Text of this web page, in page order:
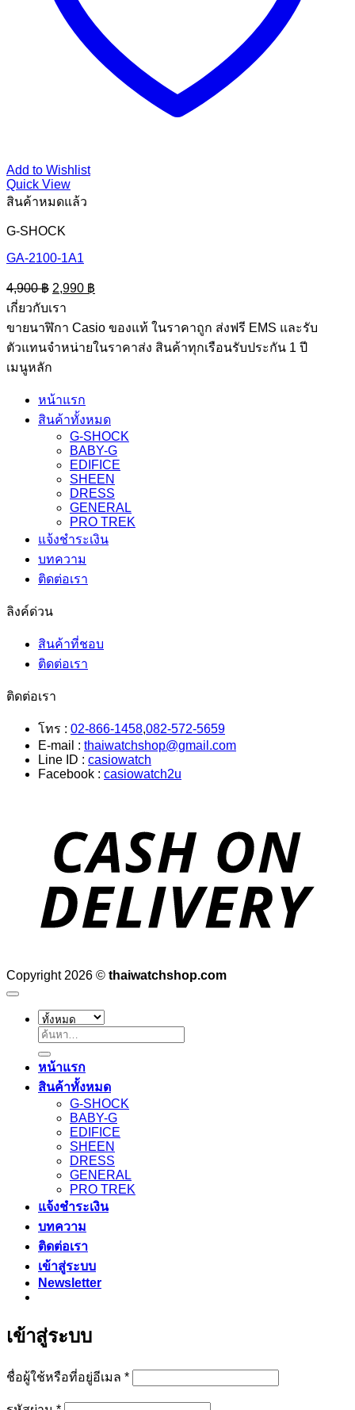
Add to Wishlist
Quick View
สินค้าหมดแล้ว
G-SHOCK
GA-2100-1A1
4,900฿ Original
price
was:
4,900 ฿.
2,990 ฿
price
2,990 ฿.
เกี่ยวกับเรา
ขายนาฬิกา Casio ของแท้ ในราคาถูก ส่งฟรี EMS และรับ
ตัวแทนจำหน่ายในราคาส่ง สินค้าทุกเรือนรับประกัน 1 ปี
เมนูหลัก
หน้าแรก
สินค้าทั้งหมด
G-SHOCK
BABY-G
EDIFICE
SHEEN
DRESS
GENERAL
PRO TREK
แจ้งชำระเงิน
บทความ
ติดต่อเรา
ลิงค์ด่วน
สินค้าที่ชอบ
ติดต่อเรา
ติดต่อเรา
โทร : 02-866-1458,082-572-5659
E-mail : thaiwatchshop@gmail.com
Line ID : casiowatch
Facebook : casiowatch2u
Copyright 2026 © thaiwatchshop.com
ค้นหา:
หน้าแรก
สินค้าทั้งหมด
G-SHOCK
BABY-G
EDIFICE
SHEEN
DRESS
GENERAL
PRO TREK
แจ้งชำระเงิน
บทความ
ติดต่อเรา
เข้าสู่ระบบ
Newsletter
เข้าสู่ระบบ
ชื่อผู้ใช้หรือที่อยู่อีเมล *ต้องการ